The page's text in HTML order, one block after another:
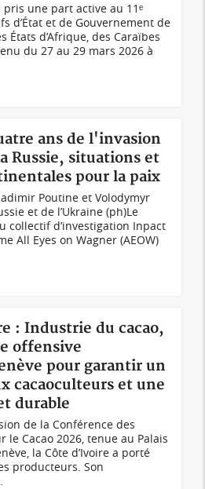
pris une part active au 11ᵉ
d’État et de Gouvernement de
États d’Afrique, des Caraïbes
du 27 au 29 mars 2026 à
ans de l'invasion
Russie, situations et
pour la paix
Poutine et Volodymyr
et de l’Ukraine (ph)Le
collectif d’investigation Inpact
All Eyes on Wagner (AEOW)
: Industrie du cacao,
offensive
pour garantir un
cacaoculteurs et une
durable
de la Conférence des
le Cacao 2026, tenue au Palais
la Côte d’Ivoire a porté
producteurs. Son